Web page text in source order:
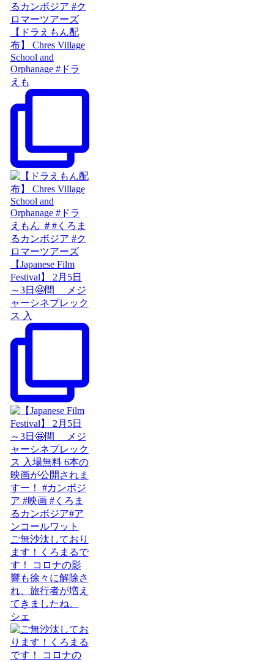
【ドラえもん配
布】 Chres Village
School and
Orphanage #ドラ
えも
【Japanese Film
Festival】 2月5日
～3日🤩間 メジ
ャーシネプレック
ス 入
ご無沙汰しており
ます！くろまるで
す！ コロナの影
響も徐々に解除さ
れ、旅行者が増え
てきましたね。
シェ